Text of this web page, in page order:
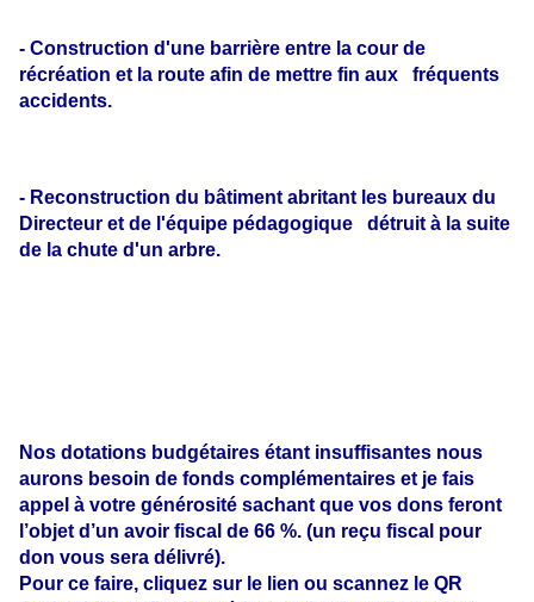
- Construction d'une barrière entre la cour de
récréation et la route afin de mettre fin aux fréquents
accidents.
- Reconstruction du bâtiment abritant les bureaux du
Directeur et de l'équipe pédagogique détruit à la suite
de la chute d'un arbre.
Nos dotations budgétaires étant insuffisantes nous
aurons besoin de fonds complémentaires et je fais
appel à votre générosité sachant que vos dons feront
l’objet d’un avoir fiscal de 66 %. (un reçu fiscal pour
don vous sera délivré).
Pour ce faire, cliquez sur le lien ou scannez le QR